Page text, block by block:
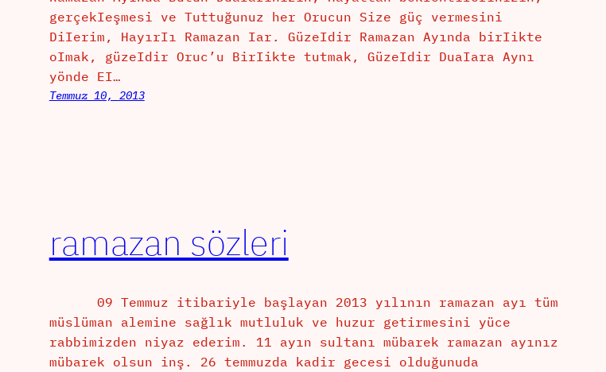
gerçekIeşmesi ve Tuttuğunuz her Orucun Size güç vermesini
DiIerim, HayırIı Ramazan Iar. GüzeIdir Ramazan Ayında birIikte
oImak, güzeIdir Oruc’u BirIikte tutmak, GüzeIdir DuaIara Aynı
yönde EI…
Temmuz 10, 2013
ramazan sözleri
09 Temmuz itibariyle başlayan 2013 yılının ramazan ayı tüm
müslüman alemine sağlık mutluluk ve huzur getirmesini yüce
rabbimizden niyaz ederim. 11 ayın sultanı mübarek ramazan ayınız
mübarek olsun inş. 26 temmuzda kadir gecesi olduğunuda